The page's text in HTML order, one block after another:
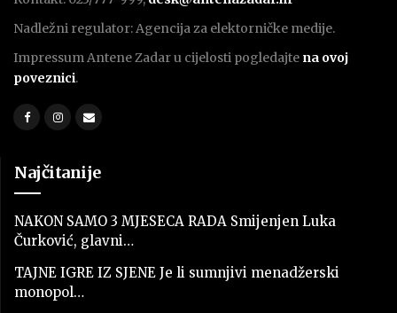
Nadležni regulator: Agencija za elektorničke medije.
Impressum Antene Zadar u cijelosti pogledajte na ovoj
poveznici.
Najčitanije
NAKON SAMO 3 MJESECA RADA Smijenjen Luka
Čurković, glavni…
TAJNE IGRE IZ SJENE Je li sumnjivi menadžerski
monopol…